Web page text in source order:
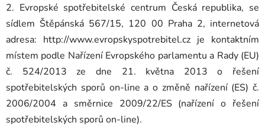
2. Evropské spotřebitelské centrum Česká republika, se
sídlem Štěpánská 567/15, 120 00 Praha 2, internetová
adresa: http://www.evropskyspotrebitel.cz je kontaktním
místem podle Nařízení Evropského parlamentu a Rady (EU)
č. 524/2013 ze dne 21. května 2013 o řešení
spotřebitelských sporů on-line a o změně nařízení (ES) č.
2006/2004 a směrnice 2009/22/ES (nařízení o řešení
spotřebitelských sporů on-line).